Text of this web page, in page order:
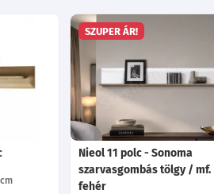
cm
SZUPER ÁR!
Nieol 11 polc - Sonoma
szarvasgombás tölgy / mf.
fehér